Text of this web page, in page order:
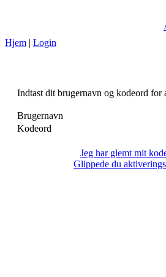
Hjem | Login
Indtast dit brugernavn og kodeord for
Brugernavn
Kodeord
Jeg har glemt mit
Glippede du